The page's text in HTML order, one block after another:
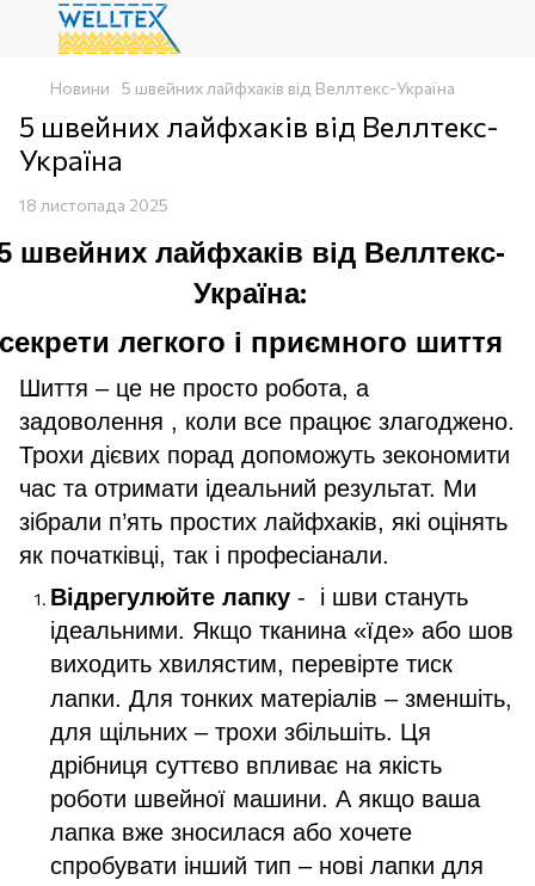
Новини 5 швейних лайфхаків від Веллтекс-Україна
5 швейних лайфхаків від Веллтекс-
Україна
18 листопада 2025
швейних лайфхаків від Веллтекс-
Україна:
легкого і приємного шиття
Шиття – це не просто робота, а
задоволення , коли все працює злагоджено.
Трохи дієвих порад допоможуть зекономити
час та отримати ідеальний результат. Ми
зібрали п’ять простих лайфхаків, які оцінять
як початківці, так і професіанали.
Відрегулюйте лапку - і шви стануть
ідеальними. Якщо тканина «їде» або шов
виходить хвилястим, перевірте тиск
лапки. Для тонких матеріалів – зменшіть,
для щільних – трохи збільшіть. Ця
дрібниця суттєво впливає на якість
роботи швейної машини. А якщо ваша
лапка вже зносилася або хочете
спробувати інший тип – нові лапки для